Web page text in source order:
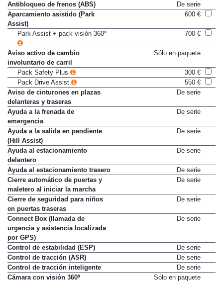
Antibloqueo de frenos (ABS)
De serie
Aparcamiento asistido (Park
Assist)
600 €
Park Assist + pack visión 360º 700 €
Aviso activo de cambio
involuntario de carril
Sólo en paquete
Pack Safety Plus
300 €
Pack Drive Assist
550 €
Aviso de cinturones en plazas
delanteras y traseras
De serie
Ayuda a la frenada de
emergencia
De serie
Ayuda a la salida en pendiente
(Hill Assist)
De serie
Ayuda al estacionamiento
delantero
De serie
Ayuda al estacionamiento trasero
De serie
Cierre automático de puertas y
maletero al iniciar la marcha
De serie
Cierre de seguridad para niños
en puertas traseras
De serie
Connect Box (llamada de
urgencia y asistencia localizada
por GPS)
De serie
Control de estabilidad (ESP)
De serie
Control de tracción (ASR)
De serie
Control de tracción inteligente
De serie
Cámara con visión 360º
Sólo en paquete